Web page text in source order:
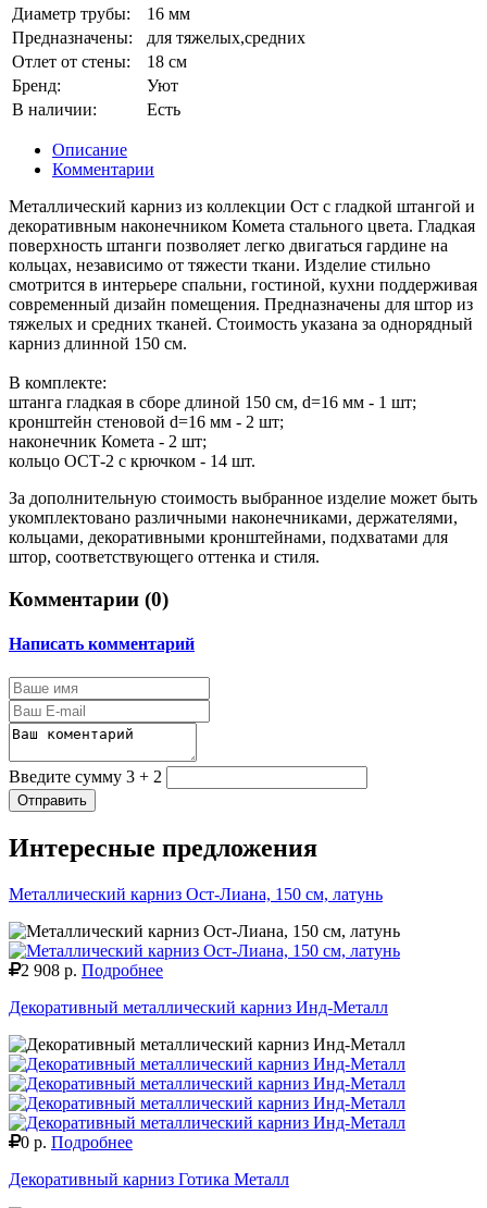
Диаметр трубы:
16 мм
Предназначены:
для тяжелых,средних
Отлет от стены:
18 см
Бренд:
Уют
В наличии:
Есть
Описание
Комментарии
Металлический карниз из коллекции Ост с гладкой штангой и
декоративным наконечником Комета стального цвета. Гладкая
поверхность штанги позволяет легко двигаться гардине на
кольцах, независимо от тяжести ткани. Изделие стильно
смотрится в интерьере спальни, гостиной, кухни поддерживая
современный дизайн помещения. Предназначены для штор из
тяжелых и средних тканей. Стоимость указана за однорядный
карниз длинной 150 см.
В комплекте:
штанга гладкая в сборе длиной 150 см, d=16 мм - 1 шт;
кронштейн стеновой d=16 мм - 2 шт;
наконечник Комета - 2 шт;
кольцо ОСТ-2 с крючком - 14 шт.
За дополнительную стоимость выбранное изделие может быть
укомплектовано различными наконечниками, держателями,
кольцами, декоративными кронштейнами, подхватами для
штор, соответствующего оттенка и стиля.
Комментарии (0)
Написать комментарий
Введите сумму 3 + 2
Отправить
Интересные предложения
Металлический карниз Ост-Лиана, 150 см, латунь
2 908 р. Подробнее
Декоративный металлический карниз Инд-Металл
0 р. Подробнее
Декоративный карниз Готика Металл